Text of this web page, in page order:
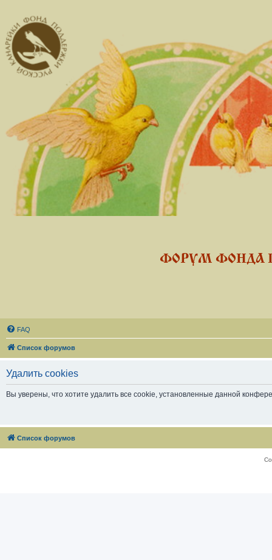
ФОРУМ ФОНДА
FAQ
Список форумов
Удалить cookies
Вы уверены, что хотите удалить все cookie, установленные данной
Список форумов